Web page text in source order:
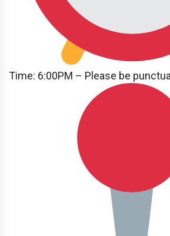
Time: 6:00PM – Please be punctual